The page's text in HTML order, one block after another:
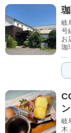
岐
号
お
珈
岐
木